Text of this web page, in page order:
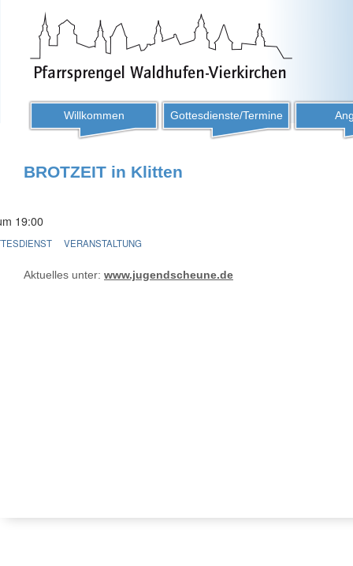
Willkommen Gottesdienste/Termine
BROTZEIT in Klitten
19:00
VERANSTALTUNG
Aktuelles unter: www.jugendscheune.de